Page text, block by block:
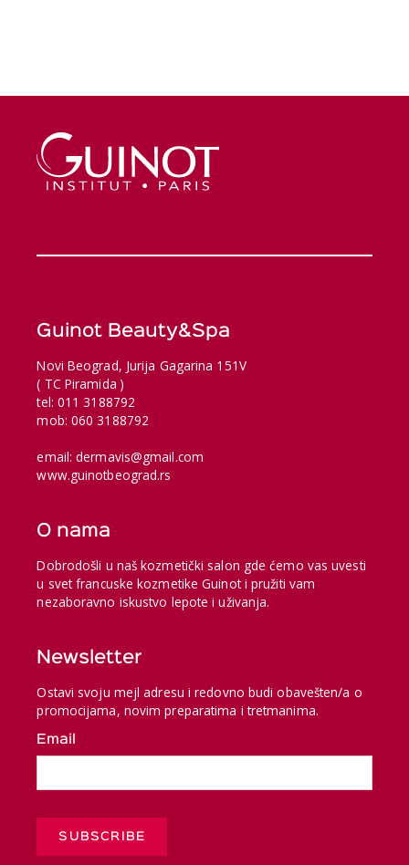
Guinot Beauty&Spa
Novi Beograd, Jurija Gagarina 151V
( TC Piramida )
tel: 011 3188792
mob: 060 3188792
email: dermavis@gmail.com
www.guinotbeograd.rs
O nama
Dobrodošli u naš kozmetički salon gde ćemo vas uvesti
u svet francuske kozmetike Guinot i pružiti vam
nezaboravno iskustvo lepote i uživanja.
Newsletter
Ostavi svoju mejl adresu i redovno budi obavešten/a o
promocijama, novim preparatima i tretmanima.
Email